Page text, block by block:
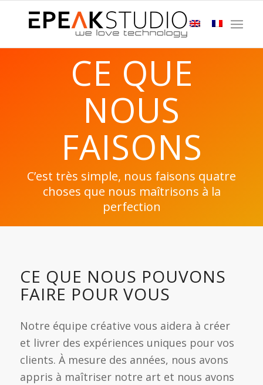
CE QUE
NOUS
FAISONS
C’est très simple, nous faisons quatre
choses que nous maîtrisons à la
perfection
CE QUE NOUS POUVONS
FAIRE POUR VOUS
Notre équipe créative vous aidera à créer
et livrer des expériences uniques pour vos
clients. À mesure des années, nous avons
appris à maîtriser notre art et nous avons